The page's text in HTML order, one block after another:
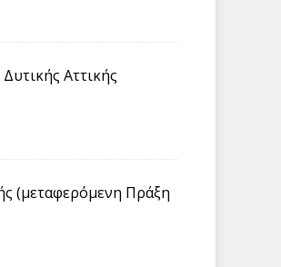
Αττικής
(μεταφερόμενη Πράξη